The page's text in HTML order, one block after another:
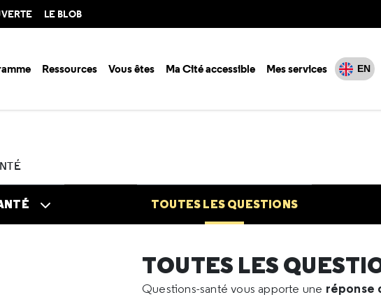
LE BLOB
Ressources Vous êtes Ma Cité accessible Mes services EN
TOUTES LES QUESTIONS
TOUTES LES
Questions-santé vous apporte une réponse